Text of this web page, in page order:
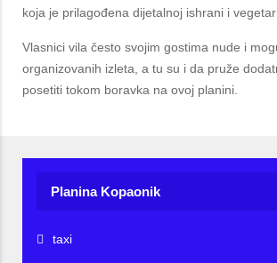
koja je prilagođena dijetalnoj ishrani i
Vlasnici vila često svojim gostima nude i
organizovanih izleta, a tu su i da pruže
posetiti tokom boravka na ovoj planini.
Planina Kopaonik
taxi